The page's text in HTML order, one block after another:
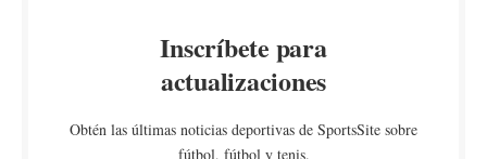
Inscríbete para
actualizaciones
Obtén las últimas noticias deportivas de SportsSite sobre
fútbol, fútbol y tenis.